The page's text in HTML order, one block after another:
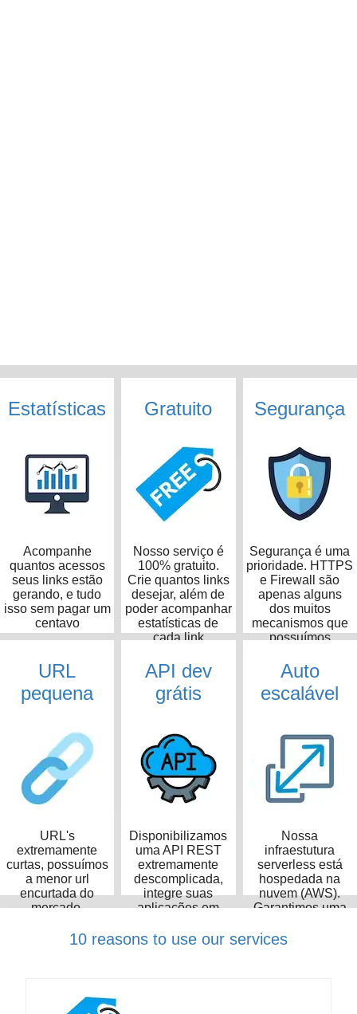
Estatísticas
Acompanhe
quantos acessos
seus links estão
gerando, e tudo
isso sem pagar um
centavo
Gratuito
Nosso serviço é
100% gratuito.
Crie quantos links
desejar, além de
poder acompanhar
estatísticas de
cada link
Segurança
Segurança é uma
prioridade. HTTPS
e Firewall são
apenas alguns
dos muitos
mecanismos que
possuímos
URL
pequena
URL's
extremamente
curtas, possuímos
a menor url
encurtada do
mercado,
14 caracteres
API dev
grátis
Disponibilizamos
uma API REST
extremamente
descomplicada,
integre suas
aplicações em
Auto
escalável
Nossa
infraestutura
serverless está
hospedada na
nuvem (AWS).
Garantimos uma
disponibilidade de
10 reasons to use our services